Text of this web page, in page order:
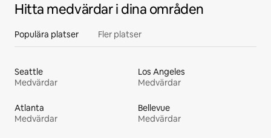
Hitta medvärdar i dina områden
Populära platser Fler platser
Seattle
Medvärdar
Los Angeles
Medvärdar
Atlanta
Medvärdar
Bellevue
Medvärdar